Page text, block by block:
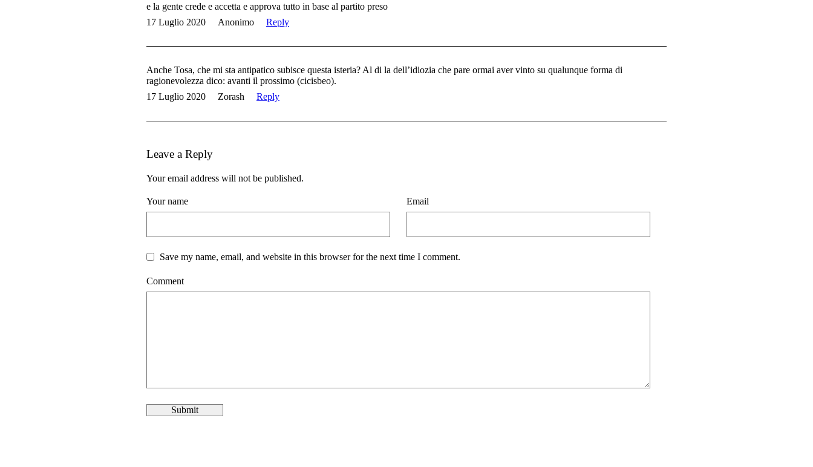
e la gente crede e accetta e approva tutto in base al partito preso
17 Luglio 2020
Anonimo Reply
Anche Tosa, che mi sta antipatico subisce questa isteria? Al di la dell’idiozia che pare ormai aver vinto su qualunque forma di
ragionevolezza dico: avanti il prossimo (cicisbeo).
17 Luglio 2020
Zorash Reply
Leave a Reply
Your email address will not be published.
Your name Email
Save my name, email, and website in this browser for the next time I comment.
Comment